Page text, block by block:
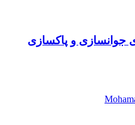
جوانسازی و پاکسازی